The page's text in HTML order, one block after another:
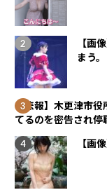
【画
まう
【悲報】木更津市役
てるのを密告され
【画